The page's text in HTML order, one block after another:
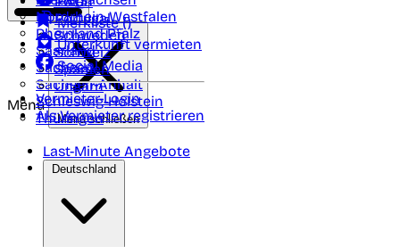
Nordrhein-Westfalen
Rheinland Pfalz
Saarland
Sachsen
Sachsen-Anhalt
Schleswig-Holstein
Thüringen
Portugal
Schweden
Schweiz
Spanien
Ungarn
Merkliste ()
Unterkunft vermieten
Social Media
Vermieter-Login
Als Vermieter registrieren
Menü
Menü schließen
Last-Minute Angebote
Deutschland